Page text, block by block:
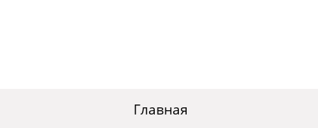
Главная